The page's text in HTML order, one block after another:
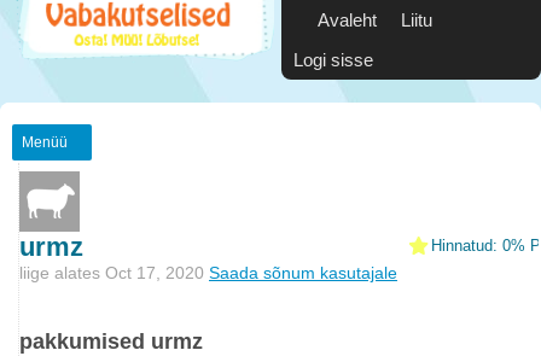
Avaleht
Liitu
Logi sisse
Menüü
urmz Hinnatud: 0%
liige alates Oct 17, 2020 Saada sõnum kasutajale
pakkumised urmz